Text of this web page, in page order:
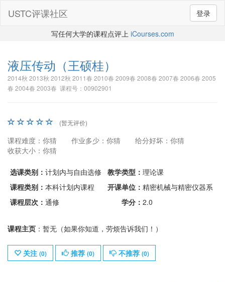
登录
USTC评课社区
写任何大学的课程点评上 iCourses.com
液压传动 （王硕桂）
2014秋 2013秋 2012秋 2011春 2010春 2009春 2008春 2007春 2006春 2005
春 2004春 2003春 课程号：00902901
(暂无评价)
课程难度：你猜 作业多少：你猜
给分好坏：你猜
收获大小：你猜
选课类别： 计划内与自由选修 教学类型： 理论课
课程类别： 本科计划内课程 开课单位： 精密机械与精密仪器系
课程层次： 通修 学分： 2.0
课程主页 ：暂无（如果你知道，劳烦告诉我们！）
关注 (0) 推荐 (0) 不推荐 (0)